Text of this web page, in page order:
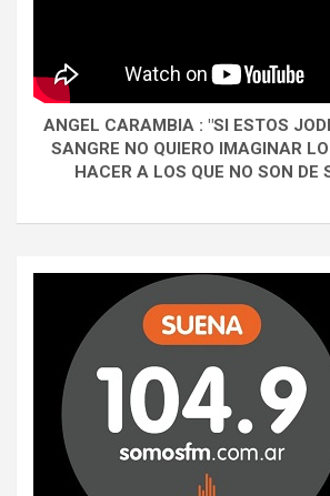
ANGEL CARAMBIA : "SI ESTOS
SANGRE NO QUIERO IMAGINAR
HACER A LOS QUE NO SON DE